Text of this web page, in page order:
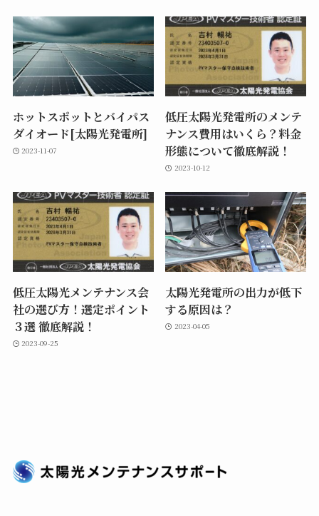
ホットスポットとバイパス
ダイオード[太陽光発電所]
2023-11-07
低圧太陽光発電所のメンテ
ナンス費用はいくら？料金
形態について徹底解説！
2023-10-12
低圧太陽光メンテナンス会
社の選び方！選定ポイント
３選 徹底解説！
2023-09-25
太陽光発電所の出力が低下
する原因は？
2023-04-05